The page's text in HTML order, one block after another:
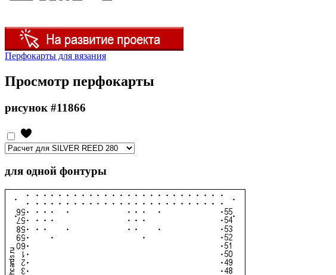
Перфокарты для вязания
Просмотр перфокарты
рисунок #11866
для одной фонтуры